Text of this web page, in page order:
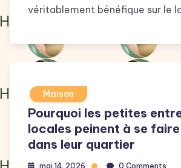
véritablement bénéfique sur le
Maison
Pourquoi les petites
locales peinent à se
dans leur quartier
mai 14, 2026 0 Comments